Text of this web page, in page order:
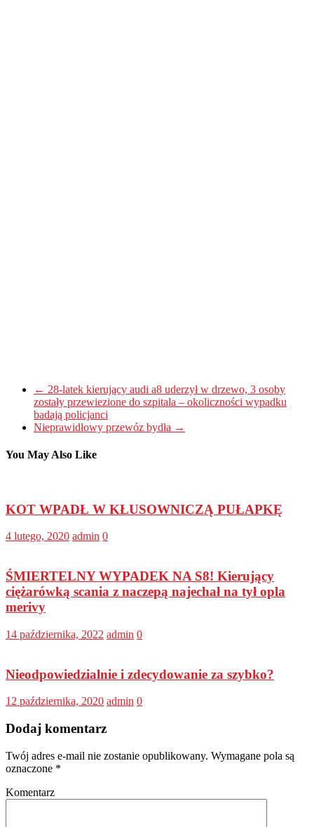
← 28-latek kierujący audi a8 uderzył w drzewo, 3 osoby
zostały przewiezione do szpitala – okoliczności wypadku
badają policjanci
Nieprawidłowy przewóz bydła →
You May Also Like
KOT WPADŁ W KŁUSOWNICZĄ PUŁAPKĘ
4 lutego, 2020 admin 0
ŚMIERTELNY WYPADEK NA S8! Kierujący
ciężarówką scania z naczepą najechał na tył opla
merivy
14 października, 2022 admin 0
Nieodpowiedzialnie i zdecydowanie za szybko?
12 października, 2020 admin 0
Dodaj komentarz
Twój adres e-mail nie zostanie opublikowany. Wymagane pola są
oznaczone *
Komentarz